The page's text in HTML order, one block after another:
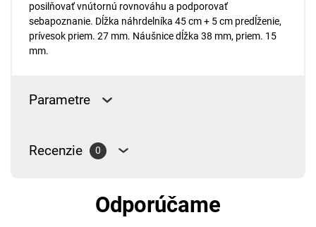
posilňovať vnútornú rovnováhu a podporovať
sebapoznanie. Dĺžka náhrdelníka 45 cm + 5 cm predĺženie,
prívesok priem. 27 mm. Náušnice dĺžka 38 mm, priem. 15
mm.
Parametre
Recenzie 0
Odporúčame